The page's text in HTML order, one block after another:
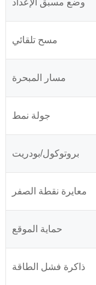
وضع مسبق الإعداد
مسح تلقائي
مسار المبحرة
جولة نمط
بروتوكول/بودريت
معايرة نقطة الصفر
حماية الموقع
ذاكرة فشل الطاقة